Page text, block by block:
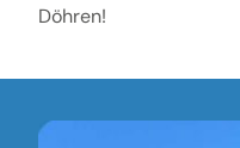
Döhren!